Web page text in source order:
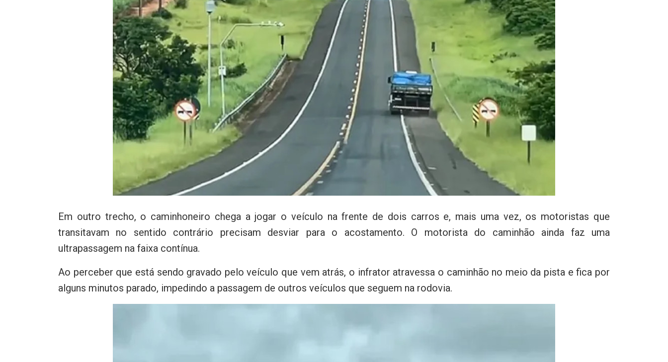
Em outro trecho, o caminhoneiro chega a jogar o veículo na frente de dois carros e, mais uma vez, os motoristas que
transitavam no sentido contrário precisam desviar para o acostamento. O motorista do caminhão ainda faz uma
ultrapassagem na faixa contínua.
Ao perceber que está sendo gravado pelo veículo que vem atrás, o infrator atravessa o caminhão no meio da pista e fica por
alguns minutos parado, impedindo a passagem de outros veículos que seguem na rodovia.